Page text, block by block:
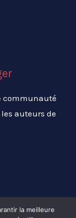
communauté
auteurs de
la meilleure